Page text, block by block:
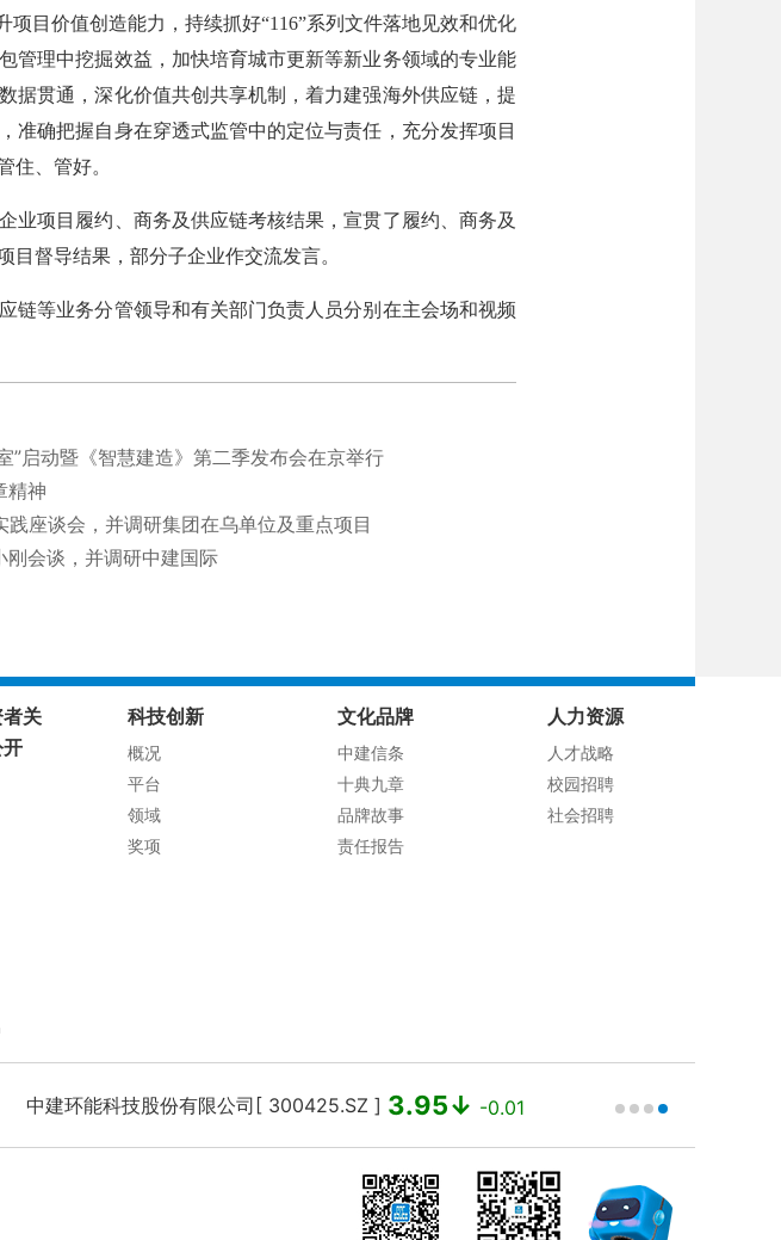
目价值创造能力，持续抓好“116”系列文件落地见效和优化
管理中挖掘效益，加快培育城市更新等新业务领域的专业能
据贯通，深化价值共创共享机制，着力建强海外供应链，提
准确把握自身在穿透式监管中的定位与责任，充分发挥项目
住、管好。
项目履约、商务及供应链考核结果，宣贯了履约、商务及
督导结果，部分子企业作交流发言。
等业务分管领导和有关部门负责人员分别在主会场和视频
”启动暨《智慧建造》第二季发布会在京举行
精神
座谈会，并调研集团在乌单位及重点项目
会谈，并调研中建国际
关
科技创新
概况
平台
领域
奖项
文化品牌
中建信条
十典九章
品牌故事
责任报告
人力资源
人才战略
校园招聘
社会招聘
中建环能科技股份有限公司[ 300425.SZ ] 3.95↓ -0.01